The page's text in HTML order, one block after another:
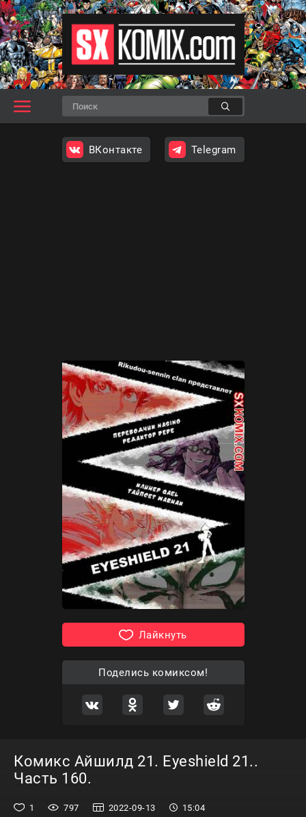
ВКонтакте Telegram
Лайкнуть
Поделись комиксом!
Комикс Айшилд 21. Eyeshield 21..
Часть 160.
1 797 2022-09-13 15:04